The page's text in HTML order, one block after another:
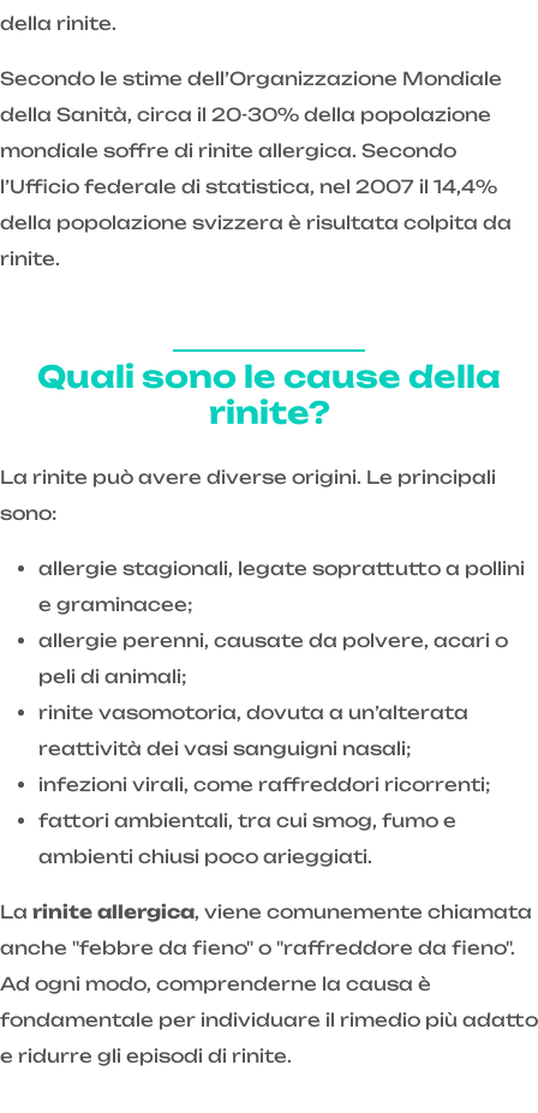
della rinite.
Secondo le stime dell’Organizzazione Mondiale
della Sanità, circa il 20-30% della popolazione
mondiale soffre di rinite allergica. Secondo
l’Ufficio federale di statistica, nel 2007 il 14,4%
della popolazione svizzera è risultata colpita da
rinite.
Quali sono le cause della
rinite?
La rinite può avere diverse origini. Le principali
sono:
allergie stagionali, legate soprattutto a pollini
e graminacee;
allergie perenni, causate da polvere, acari o
peli di animali;
rinite vasomotoria, dovuta a un’alterata
reattività dei vasi sanguigni nasali;
infezioni virali, come raffreddori ricorrenti;
fattori ambientali, tra cui smog, fumo e
ambienti chiusi poco arieggiati.
La rinite allergica, viene comunemente chiamata
anche "febbre da fieno" o "raffreddore da fieno".
Ad ogni modo, comprenderne la causa è
fondamentale per individuare il rimedio più adatto
e ridurre gli episodi di rinite.